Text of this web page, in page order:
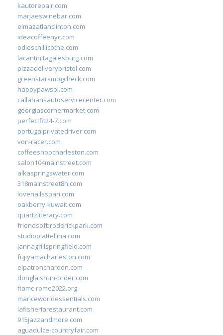
kautorepair.com
marjaeswinebar.com
elmazatlanclinton.com
ideacoffeenyc.com
odieschillicothe.com
lacantinitagalesburg.com
pizzadeliverybristol.com
greenstarsmogcheck.com
happypawspl.com
callahansautoservicecenter.com
georgiascornermarket.com
perfectfit24-7.com
portugalprivatedriver.com
von-racer.com
coffeeshopcharleston.com
salon104mainstreet.com
alkaspringswater.com
318mainstreet8h.com
lovenailsspari.com
oakberry-kuwait.com
quartzliterary.com
friendsofbroderickpark.com
studiopiattellina.com
jannagrillspringfield.com
fujiyamacharleston.com
elpatronchardon.com
donglaishun-order.com
fiamc-rome2022.org
mariceworldessentials.com
lafisheriarestaurant.com
915jazzandmore.com
aguadulce-countryfair.com